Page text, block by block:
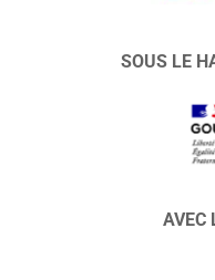
SOUS LE
AVEC